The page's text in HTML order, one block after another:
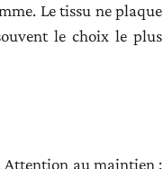
Le tissu ne plaque
le choix le plus
Attention au maintien :